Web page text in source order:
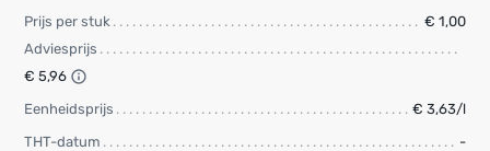
Prijs per stuk
€ 1,00
Adviesprijs
€ 5,96
Eenheidsprijs
€ 3,63/l
THT-datum
-